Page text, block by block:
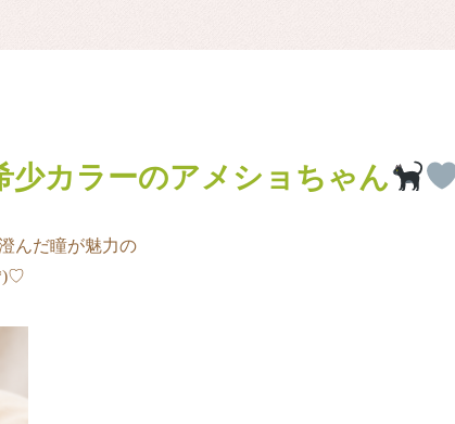
少カラーのアメショちゃん
んだ瞳が魅力の